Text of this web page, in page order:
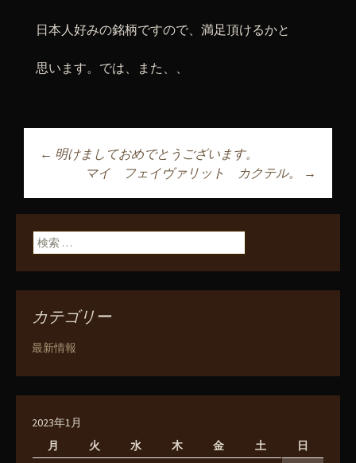
日本人好みの銘柄ですので、満足頂けるかと
思います。では、また、、
投稿ナビゲーショ
ン
← 明けましておめでとうございます。
マイ フェイヴァリット カクテル。
→
検索:
カテゴリー
最新情報
2023年1月
月
火 水 木 金 土
日